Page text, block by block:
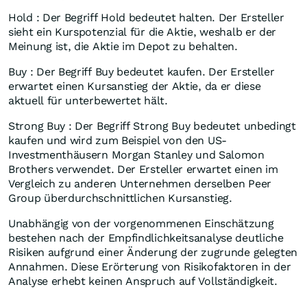
Hold : Der Begriff Hold bedeutet halten. Der Ersteller
sieht ein Kurspotenzial für die Aktie, weshalb er der
Meinung ist, die Aktie im Depot zu behalten.
Buy : Der Begriff Buy bedeutet kaufen. Der Ersteller
erwartet einen Kursanstieg der Aktie, da er diese
aktuell für unterbewertet hält.
Strong Buy : Der Begriff Strong Buy bedeutet unbedingt
kaufen und wird zum Beispiel von den US-
Investmenthäusern Morgan Stanley und Salomon
Brothers verwendet. Der Ersteller erwartet einen im
Vergleich zu anderen Unternehmen derselben Peer
Group überdurchschnittlichen Kursanstieg.
Unabhängig von der vorgenommenen Einschätzung
bestehen nach der Empfindlichkeitsanalyse deutliche
Risiken aufgrund einer Änderung der zugrunde gelegten
Annahmen. Diese Erörterung von Risikofaktoren in der
Analyse erhebt keinen Anspruch auf Vollständigkeit.